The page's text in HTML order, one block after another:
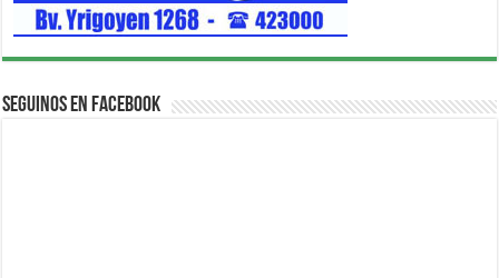
Seguinos en Facebook